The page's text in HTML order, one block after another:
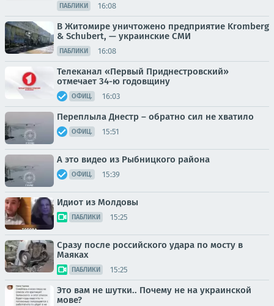
ПАБЛИКИ 16:08
В Житомире уничтожено предприятие Kromberg
& Schubert, — украинские СМИ
ПАБЛИКИ 16:08
Телеканал «Первый Приднестровский»
отмечает 34-ю годовщину
ОФИЦ. 16:03
Переплыла Днестр – обратно сил не хватило
ОФИЦ. 15:51
А это видео из Рыбницкого района
ОФИЦ. 15:39
Идиот из Молдовы
ПАБЛИКИ 15:25
Сразу после российского удара по мосту в
Маяках
ПАБЛИКИ 15:25
Это вам не шутки.. Почему не на украинской
мове?